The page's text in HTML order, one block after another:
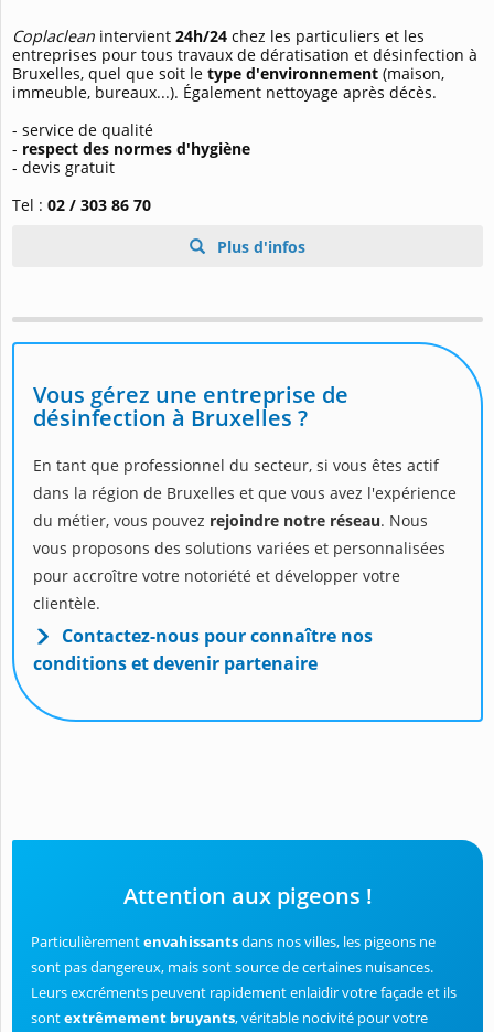
Coplaclean intervient 24h/24 chez les particuliers et les
entreprises pour tous travaux de dératisation et désinfection à
Bruxelles, quel que soit le type d'environnement (maison,
immeuble, bureaux...). Également nettoyage après décès.
- service de qualité
- respect des normes d'hygiène
- devis gratuit
Tel : 02 / 303 86 70
Plus d'infos
Vous gérez une entreprise de
désinfection à Bruxelles ?
En tant que professionnel du secteur, si vous êtes actif
dans la région de Bruxelles et que vous avez l'expérience
du métier, vous pouvez rejoindre notre réseau. Nous
vous proposons des solutions variées et personnalisées
pour accroître votre notoriété et développer votre
clientèle.
Contactez-nous pour connaître nos
conditions et devenir partenaire
Attention aux pigeons !
Particulièrementenvahissantsdans nos villes, les pigeons ne
sont pas dangereux, mais sont source de certaines nuisances.
Leurs excréments peuvent rapidement enlaidir votre façade et ils
sontextrêmement bruyants, véritable nocivité pour votre